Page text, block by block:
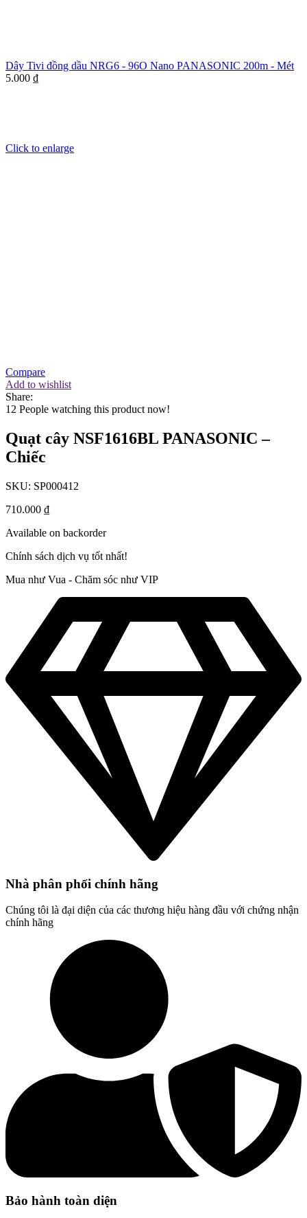
Dây Tivi đồng dầu NRG6 - 96O Nano PANASONIC 200m - Mét
5.000 ₫
Click to enlarge
Compare
Add to wishlist
Share:
12 People watching this product now!
Quạt cây NSF1616BL PANASONIC –
Chiếc
SKU: SP000412
710.000 ₫
Available on backorder
Chính sách dịch vụ tốt nhất!
Mua như Vua - Chăm sóc như VIP
Nhà phân phối chính hãng
Chúng tôi là đại diện của các thương hiệu hàng đầu với chứng nhận
chính hãng
Bảo hành toàn diện